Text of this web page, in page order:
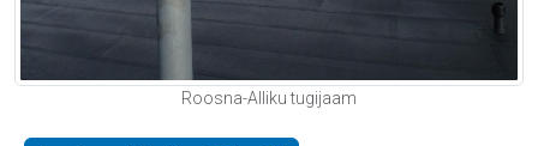
Roosna-Alliku tugijaam